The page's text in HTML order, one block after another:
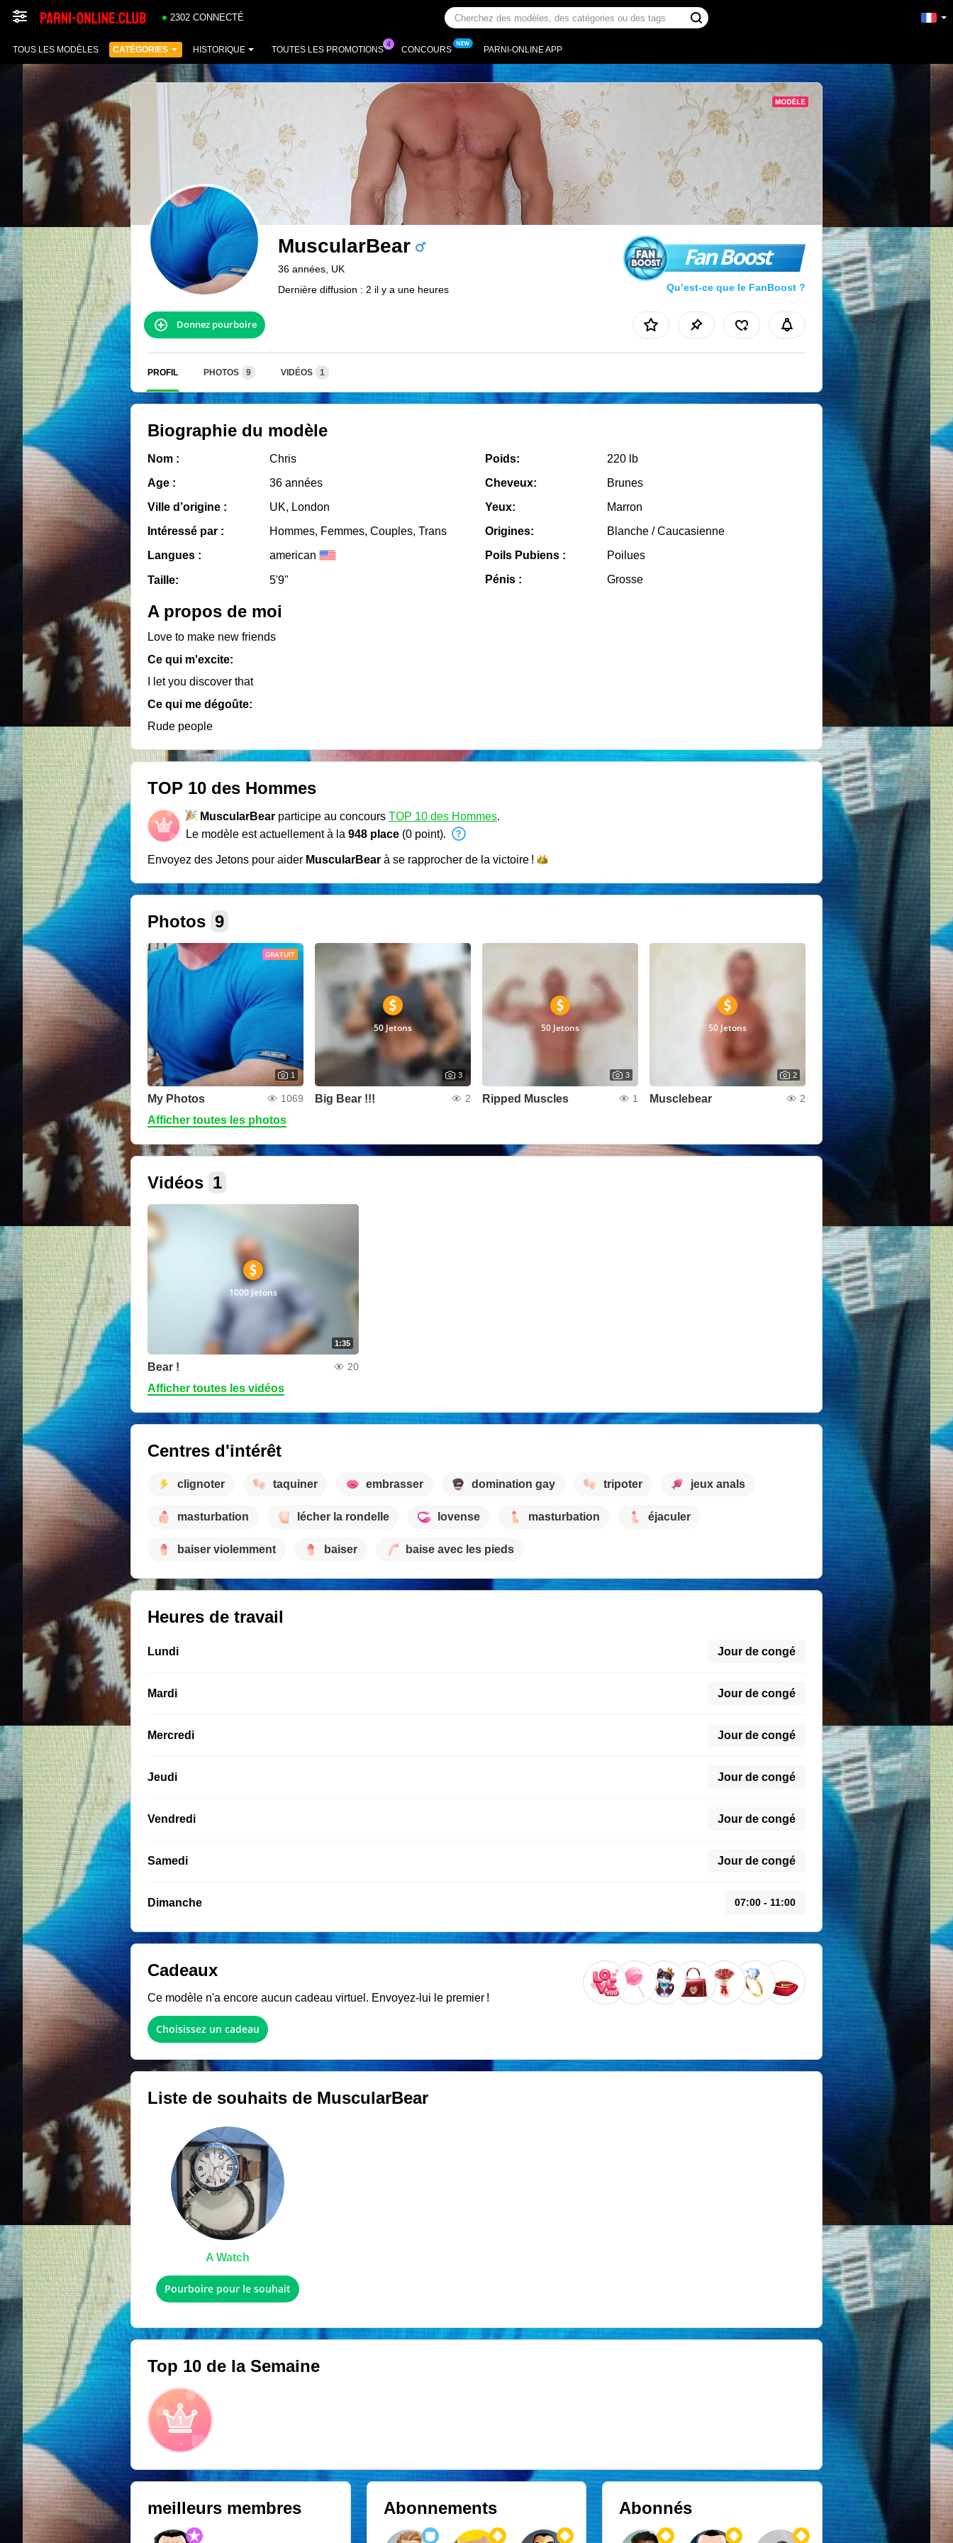
2302 CONNECTÉ
TOUS LES MODÈLES CATÉGORIES HISTORIQUE TOUTES LES PROMOTIONS CONCOURS PARNI-ONLINE APP
MuscularBear
36 années, UK
Dernière diffusion : 2 il y a une heures
Fan Boost
Qu’est-ce que le FanBoost ?
Donnez pourboire
PROFIL PHOTOS 9 VIDÉOS 1
Biographie du modèle
Nom :
Chris
Age :
36 années
Ville d’origine :
UK, London
Intéressé par :
Hommes, Femmes, Couples, Trans
Langues :
american
Taille: 5'9"
Poids:
220 lb
Cheveux:
Brunes
Yeux:
Marron
Origines:
Blanche / Caucasienne
Poils Pubiens :
Poilues
Pénis :
Grosse
A propos de moi
Love to make new friends
Ce qui m'excite:
I let you discover that
Ce qui me dégoûte:
Rude people
TOP 10 des Hommes
MuscularBear participe au concours TOP 10 des Hommes.
Le modèle est actuellement à la 948 place (0 point).
Envoyez des Jetons pour aider MuscularBear à se rapprocher de la victoire !
Photos 9
GRATUIT
1
My Photos 1069
50 Jetons
3
Big Bear !!! 2
50 Jetons
3
Ripped Muscles 1
50 Jetons
2
Musclebear 2
Afficher toutes les photos
Vidéos 1
1:35
1000 Jetons
Bear ! 20
Afficher toutes les vidéos
Centres d'intérêt
clignoter taquiner embrasser domination gay tripoter jeux anals
masturbation lécher la rondelle lovense masturbation éjaculer
baiser violemment baiser baise avec les pieds
Heures de travail
Lundi Jour de congé
Mardi Jour de congé
Mercredi Jour de congé
Jeudi Jour de congé
Vendredi Jour de congé
Samedi Jour de congé
Dimanche 07:00 - 11:00
Cadeaux
Ce modèle n'a encore aucun cadeau virtuel. Envoyez-lui le premier !
Choisissez un cadeau
Liste de souhaits de MuscularBear
A Watch
Pourboire pour le souhait
Top 10 de la Semaine
meilleurs membres Abonnements Abonnés